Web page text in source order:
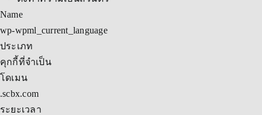
Name
wp-wpml_current_language
ประเภท
คุกกี้ที่จำเป็น
โดเมน
.scbx.com
ระยะเวลา